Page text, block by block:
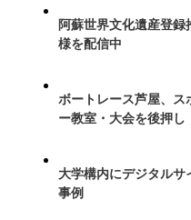
阿蘇世界文化遺産登
様を配信中
ボートレース芦屋、
ー教室・大会を後押し
大学構内にデジタル
事例